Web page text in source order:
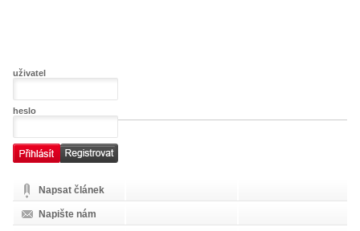
uživatel
heslo
Napsat článek
Napište nám